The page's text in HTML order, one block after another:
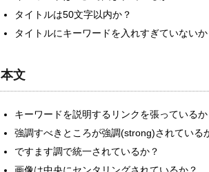
タイトルは50文字以内か？
タイトルにキーワードを入れすぎていないか
本文
キーワードを説明するリンクを張っているか
強調すべきところが強調(strong)されている
ですます調で統一されているか？